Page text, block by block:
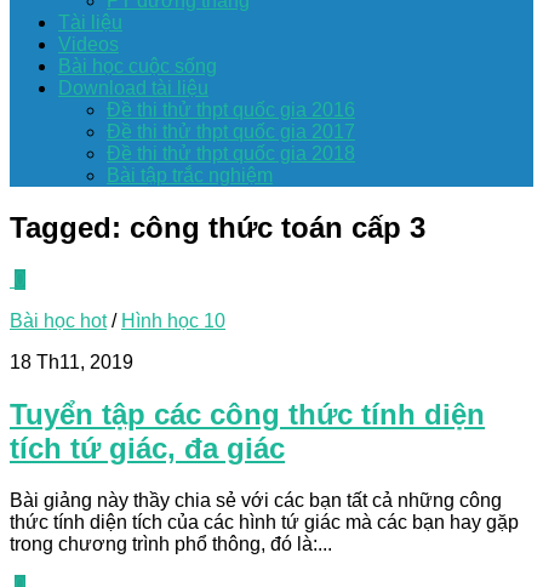
Tài liệu
Videos
Bài học cuộc sống
Download tài liệu
Đề thi thử thpt quốc gia 2016
Đề thi thử thpt quốc gia 2017
Đề thi thử thpt quốc gia 2018
Bài tập trắc nghiệm
Tagged: công thức toán cấp 3
Bài học hot/ Hình học 10
18 Th11, 2019
Tuyển tập các công thức tính diện
tích tứ giác, đa giác
Bài giảng này thầy chia sẻ với các bạn tất cả những công
thức tính diện tích của các hình tứ giác mà các bạn hay gặp
trong chương trình phổ thông, đó là:...